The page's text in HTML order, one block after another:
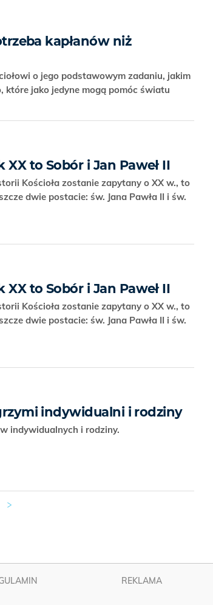
kapłanów niż
o jego podstawowym zadaniu, jakim
które jako jedyne mogą pomóc światu
to Sobór i Jan Paweł II
Kościoła zostanie zapytany o XX w., to
dwie postacie: św. Jana Pawła II i św.
to Sobór i Jan Paweł II
Kościoła zostanie zapytany o XX w., to
dwie postacie: św. Jana Pawła II i św.
indywidualni i rodziny
indywidualnych i rodziny.
REKLAMA